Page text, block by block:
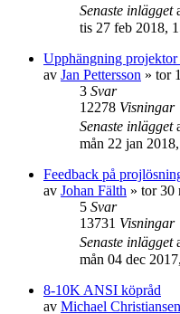
Senaste inlägget
tis 27 feb 2018,
Upphängning
av Jan Pettersson » tor
3 Svar
12278 Visningar
Senaste inlägget
mån 22 jan
Feedback på
av Johan Fälth » tor 30
5 Svar
13731 Visningar
Senaste inlägget
mån 04 dec
8-10K ANSI köpråd
av Michael Christiansen